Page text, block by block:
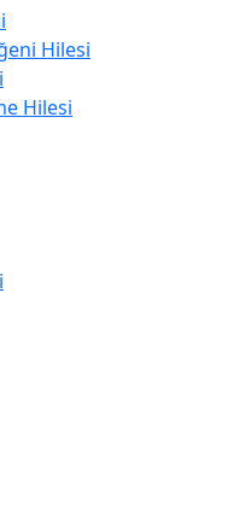
Hilesi
Hilesi